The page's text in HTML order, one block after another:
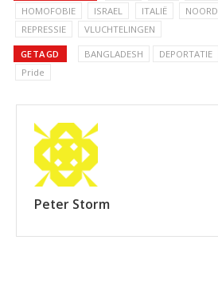
HOMOFOBIE
ISRAEL ITALIË NOORD
REPRESSIE
VLUCHTELINGEN
GETAGD BANGLADESH DEPORTATIE
Pride
Peter Storm